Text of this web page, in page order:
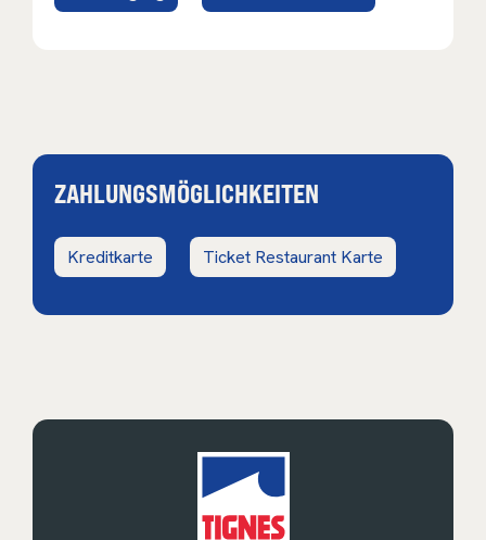
ZAHLUNGSMÖGLICHKEITEN
Kreditkarte Ticket Restaurant Karte